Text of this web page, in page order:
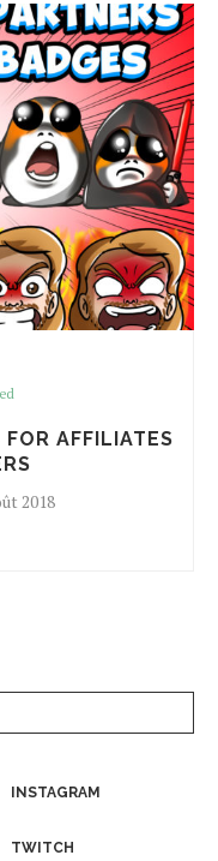
AFFILIATES
2018
INSTAGRAM
TWITCH